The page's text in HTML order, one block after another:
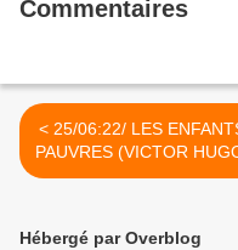
Commentaires
< 25/06:22/ LES ENFANTS
PAUVRES (VICTOR
Hébergé par Overblog